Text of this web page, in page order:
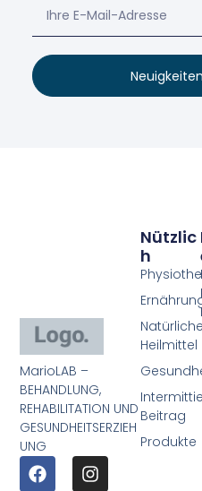
MarioLAB –
BEHANDLUNG,
REHABILITATION UND
GESUNDHEITSERZIEH
UNG
Nützlic
H
Natürliche
Heilmittel
Beitrag
Produkte